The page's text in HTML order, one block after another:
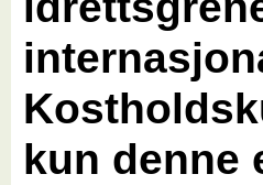
kun denne